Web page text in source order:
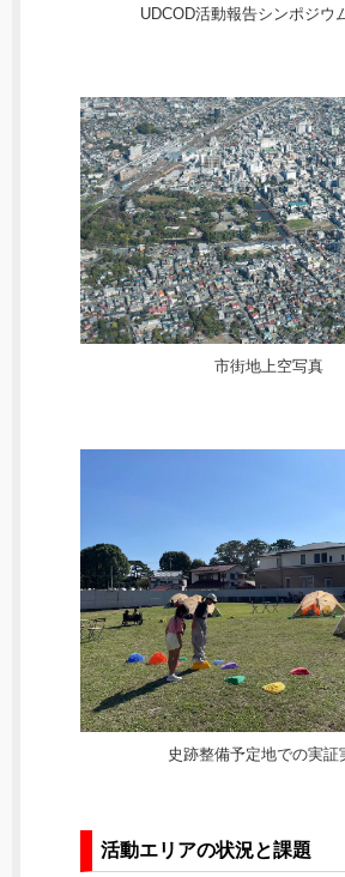
UDCOD活動報告シンポジウ
市街地上空写真
史跡整備予定地での実証
活動エリアの状況と課題